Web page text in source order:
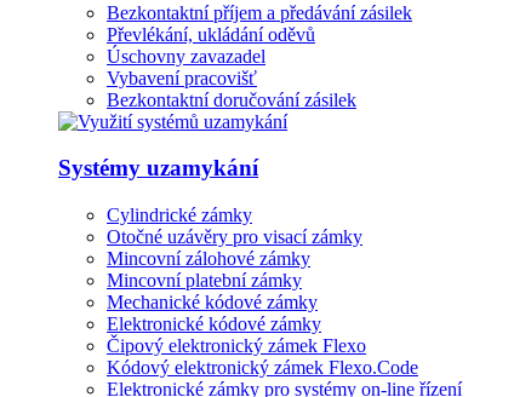
Bezkontaktní příjem a předávání zásilek
Převlékání, ukládání oděvů
Úschovny zavazadel
Vybavení pracovišť
Bezkontaktní doručování zásilek
Systémy uzamykání
Cylindrické zámky
Otočné uzávěry pro visací zámky
Mincovní zálohové zámky
Mincovní platební zámky
Mechanické kódové zámky
Elektronické kódové zámky
Čipový elektronický zámek Flexo
Kódový elektronický zámek Flexo.Code
Elektronické zámky pro systémy on-line řízení